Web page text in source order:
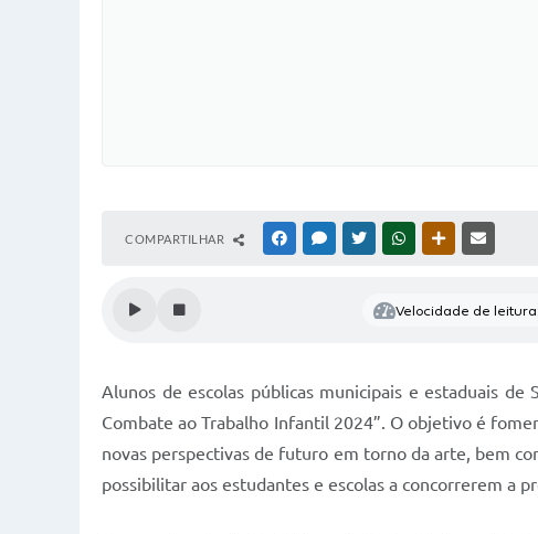
COMPARTILHAR FACEBOOKMESSENGER
TWITTERWHATSAPPOUTRAS MÍDIAS
Velocidade de leitura:
Alunos de escolas públicas municipais e estaduais
Combate ao Trabalho Infantil 2024”. O objetivo é
novas perspectivas de futuro em torno da arte, bem
possibilitar aos estudantes e escolas a concorrerem a